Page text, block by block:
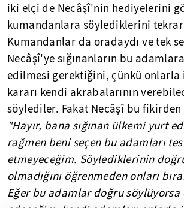
iki elçi de Necâşî'nin hediyelerini
kumandanlara söylediklerini
Kumandanlar da oradaydı ve tek
Necâşî'ye sığınanların bu
edilmesi gerektiğini, çünkü
kararı kendi akrabalarının
söylediler. Fakat Necâşî bu fikirden
"Hayır, bana sığınan ülkemi yurt
rağmen beni seçen bu adamları
etmeyeceğim. Söylediklerinin
olmadığını öğrenmeden onları
Eğer bu adamlar doğru söylüyorsa